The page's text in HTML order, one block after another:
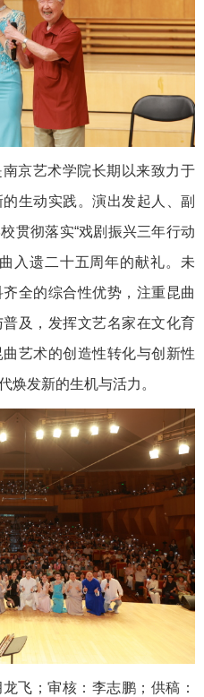
京艺术学院长期以来致力于
生动实践。演出发起人、副
贯彻落实“戏剧振兴三年行动
入遗二十五周年的献礼。 未
全的综合性优势， 注重昆曲
及，发挥文艺名家在文化育
曲艺术的创造性转化与创新性
焕发新的生机与活力。
飞；审核：李志鹏；供稿：